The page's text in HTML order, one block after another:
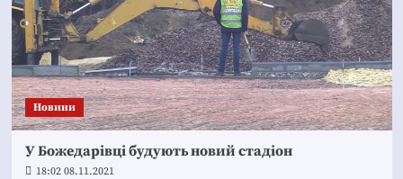
Новини
У Божедарівці будують новий стадіон
18:02 08.11.2021